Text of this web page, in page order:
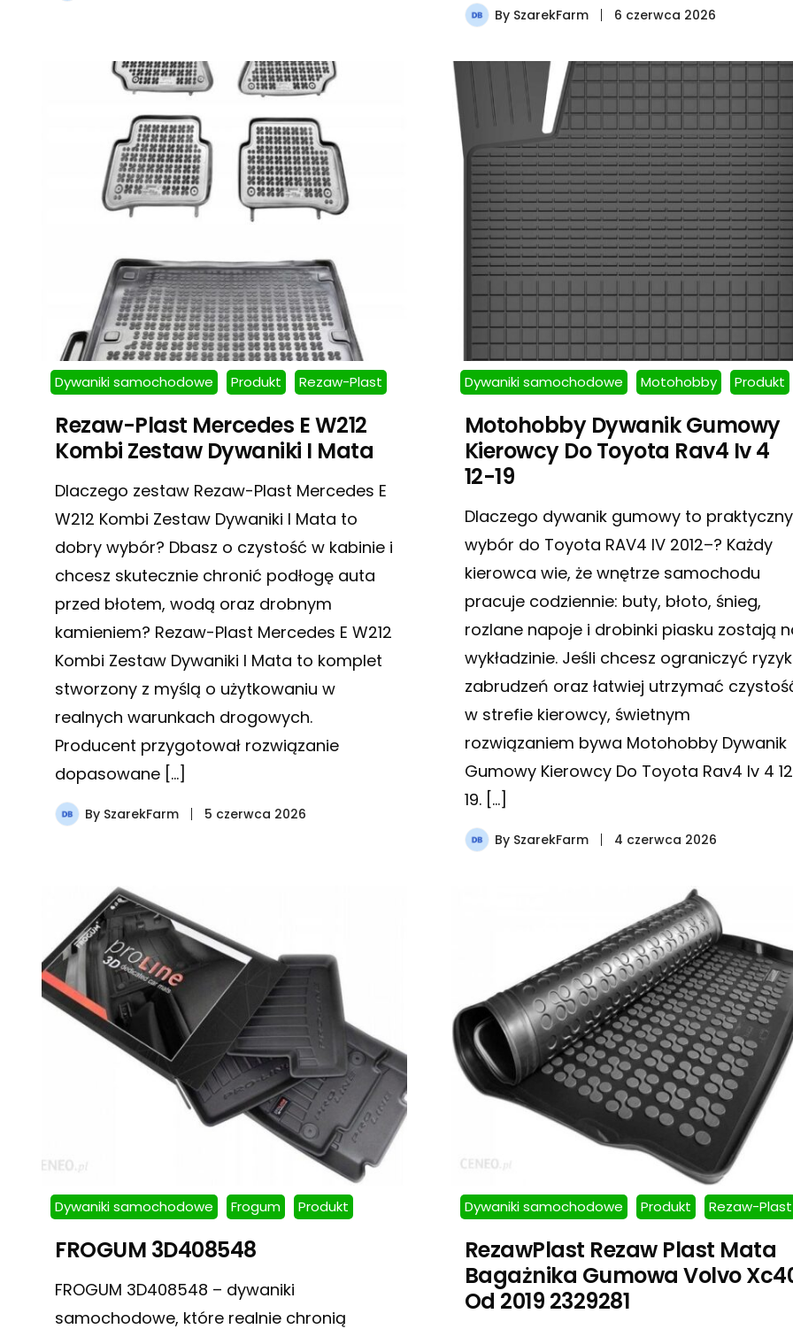
By SzarekFarm 6 czerwca 2026
Dywaniki samochodowe Produkt Rezaw-Plast
Rezaw-Plast Mercedes E W212
Kombi Zestaw Dywaniki I Mata
Dlaczego zestaw Rezaw-Plast Mercedes E
W212 Kombi Zestaw Dywaniki I Mata to
dobry wybór? Dbasz o czystość w kabinie i
chcesz skutecznie chronić podłogę auta
przed błotem, wodą oraz drobnym
kamieniem? Rezaw-Plast Mercedes E W212
Kombi Zestaw Dywaniki I Mata to komplet
stworzony z myślą o użytkowaniu w
realnych warunkach drogowych.
Producent przygotował rozwiązanie
dopasowane […]
By SzarekFarm 5 czerwca 2026
Dywaniki samochodowe Motohobby Produkt
Motohobby Dywanik Gumowy
Kierowcy Do Toyota Rav4 Iv 4
12-19
Dlaczego dywanik gumowy to praktyczny
wybór do Toyota RAV4 IV 2012–? Każdy
kierowca wie, że wnętrze samochodu
pracuje codziennie: buty, błoto, śnieg,
rozlane napoje i drobinki piasku zostają
wykładzinie. Jeśli chcesz ograniczyć
zabrudzeń oraz łatwiej utrzymać
w strefie kierowcy, świetnym
rozwiązaniem bywa Motohobby Dywanik
Gumowy Kierowcy Do Toyota Rav4 Iv 4
19. […]
By SzarekFarm 4 czerwca 2026
Dywaniki samochodowe Frogum Produkt
FROGUM 3D408548
FROGUM 3D408548 – dywaniki
samochodowe, które realnie chronią
Dywaniki samochodowe Produkt Rezaw-Plast
RezawPlast Rezaw Plast Mata
Bagażnika Gumowa Volvo
Od 2019 2329281